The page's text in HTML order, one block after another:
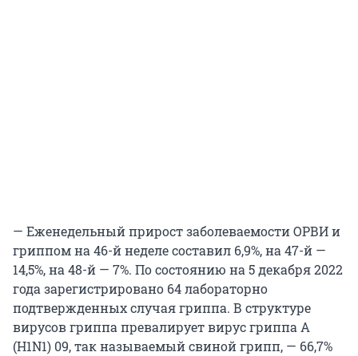
— Еженедельный прирост заболеваемости ОРВИ и
гриппом на 46-й неделе составил 6,9%, на 47-й —
14,5%, на 48-й — 7%. По состоянию на 5 декабря 2022
года зарегистрировано 64 лабораторно
подтвержденных случая гриппа. В структуре
вирусов гриппа превалирует вирус гриппа А
(H1N1) 09, так называемый свиной грипп, — 66,7%